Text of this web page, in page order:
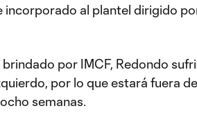
al plantel dirigido
por IMCF, Redondo
por lo que estará fuera
semanas.